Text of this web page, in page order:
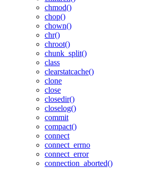
chmod()
chop()
chown()
chr()
chroot()
chunk_split()
class
clearstatcache()
clone
close
closedir()
closelog()
commit
compact()
connect
connect_errno
connect_error
connection_aborted()